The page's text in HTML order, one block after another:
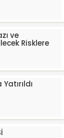
ve
Risklere